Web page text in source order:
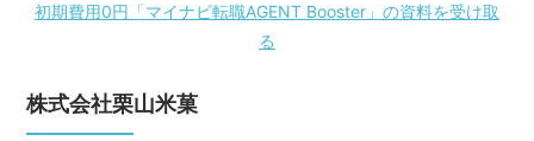
初期費用0円「マイナビ転職AGENT Booster」の資料を受け取
る
株式会社栗山米菓